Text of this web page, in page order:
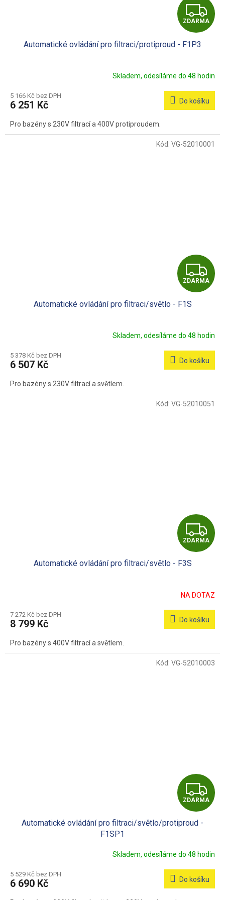
Z
D
R
M
A
ZDARMA
Automatické ovládání pro filtraci/protiproud - F1P3
Skladem, odesíláme do 48 hodin
5 166 Kč bez DPH
6 251 Kč Do košíku
Pro bazény s 230V filtrací a 400V protiproudem.
Z
D
R
M
A
ZDARMA
Automatické ovládání pro filtraci/světlo - F1S
Skladem, odesíláme do 48 hodin
5 378 Kč bez DPH
6 507 Kč Do košíku
Pro bazény s 230V filtrací a světlem.
Kód: VG-52010001
Z
D
R
M
A
ZDARMA
Automatické ovládání pro filtraci/světlo - F3S
NA DOTAZ
7 272 Kč bez DPH
8 799 Kč Do košíku
Pro bazény s 400V filtrací a světlem.
Kód: VG-52010051
Z
D
R
M
A
ZDARMA
Automatické ovládání pro filtraci/světlo/protiproud -
F1SP1
Skladem, odesíláme do 48 hodin
5 529 Kč bez DPH
6 690 Kč Do košíku
Kód: VG-52010003